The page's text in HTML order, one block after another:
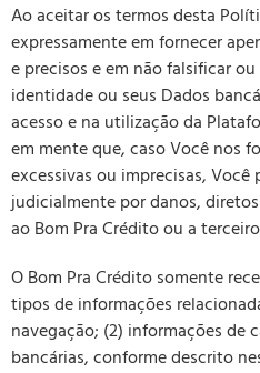
Ao aceitar os termos desta
expressamente em fornecer
e precisos e em não falsificar
identidade ou seus Dados
acesso e na utilização da
em mente que, caso Você nos
excessivas ou imprecisas, Você
judicialmente por danos,
ao Bom Pra Crédito ou a
O Bom Pra Crédito somente
tipos de informações
navegação; (2) informações de
bancárias, conforme descrito